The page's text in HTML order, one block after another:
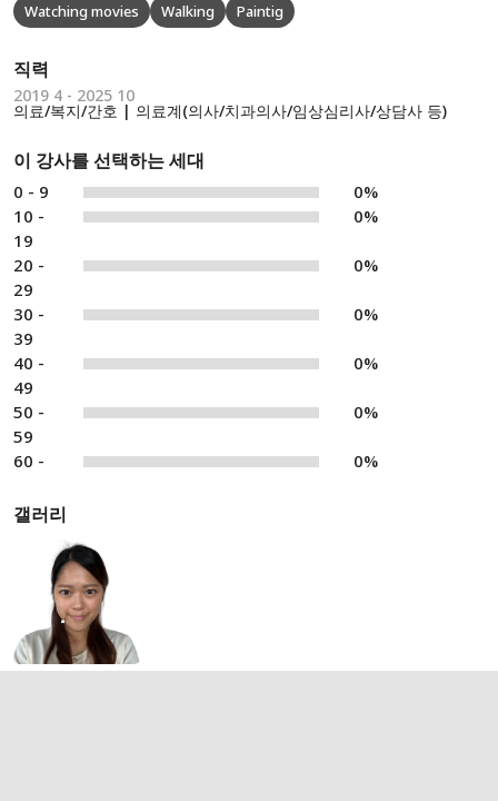
Watching movies Walking Paintig
직력
2019 4 - 2025 10
의료/복지/간호 | 의료계(의사/치과의사/임상심리사/상담사 등)
이 강사를 선택하는 세대
0 - 9
0%
10 -
19
0%
20 -
29
0%
30 -
39
0%
40 -
49
0%
50 -
59
0%
60 - 0%
갤러리